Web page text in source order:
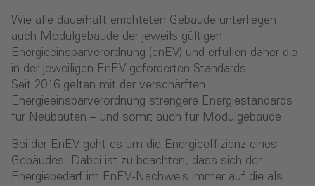
Wie alle dauerhaft errichteten Gebäude unterliegen
auch Modulgebäude der jeweils gültigen
Energieeinsparverordnung (enEV) und erfüllen daher die
in der jeweiligen EnEV geforderten Standards.
Seit 2016 gelten mit der verschärften
Energieeinsparverordnung strengere Energiestandards
für Neubauten – und somit auch für Modulgebäude.
Bei der EnEV geht es um die Energieeffizienz eines
Gebäudes. Dabei ist zu beachten, dass sich der
Energiebedarf im EnEV-Nachweis immer auf die als